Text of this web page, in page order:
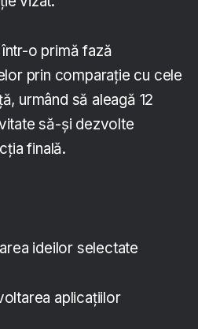
o primă fază
prin comparație cu cele
urmând să aleagă 12
să-și dezvolte
finală.
ideilor selectate
aplicațiilor